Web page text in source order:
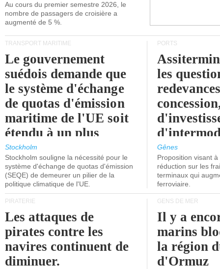
Au cours du premier semestre 2026, le
nombre de passagers de croisière a
augmenté de 5 %.
TRANSPORT MARITIME
Le gouvernement
suédois demande que
le système d'échange
de quotas d'émission
maritime de l'UE soit
étendu à un plus
grand nombre de
navires.
Stockholm
Stockholm souligne la nécessité pour le
système d'échange de quotas d'émission
(SEQE) de demeurer un pilier de la
politique climatique de l'UE.
PORTS
les
l'attention
politiciens.
Gênes
Proposition visant
réduction sur les
terminaux qui
ferroviaire.
PIRATERIE
Les attaques de
pirates contre les
navires continuent de
diminuer.
GENS DE MER
Il y a
marins
la région
d'Ormuz